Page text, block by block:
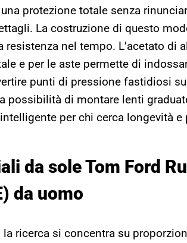
protezione totale senza
La costruzione di questo
resistenza nel tempo. L’acetato di
e per le aste permette di
punti di pressione fastidiosi
possibilità di montare lenti
per chi cerca longevità
da soleTom Ford
da uomo
ricerca si concentra su